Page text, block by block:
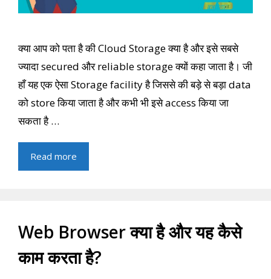
क्या आप को पता है की Cloud Storage क्या है और इसे सबसे
ज्यादा secured और reliable storage क्यों कहा जाता है। जी
हाँ यह एक ऐसा Storage facility है जिससे की बड़े से बड़ा data
को store किया जाता है और कभी भी इसे access किया जा
सकता है …
Read more
Web Browser क्या है और यह कैसे
काम करता है?